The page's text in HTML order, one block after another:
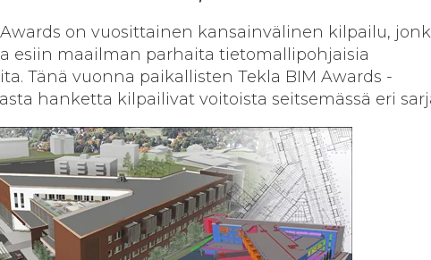
on vuosittainen kansainvälinen kilpailu,
esiin maailman parhaita tietomallipohjaisia
Tänä vuonna paikallisten Tekla BIM Awards -
hanketta kilpailivat voitoista seitsemässä eri